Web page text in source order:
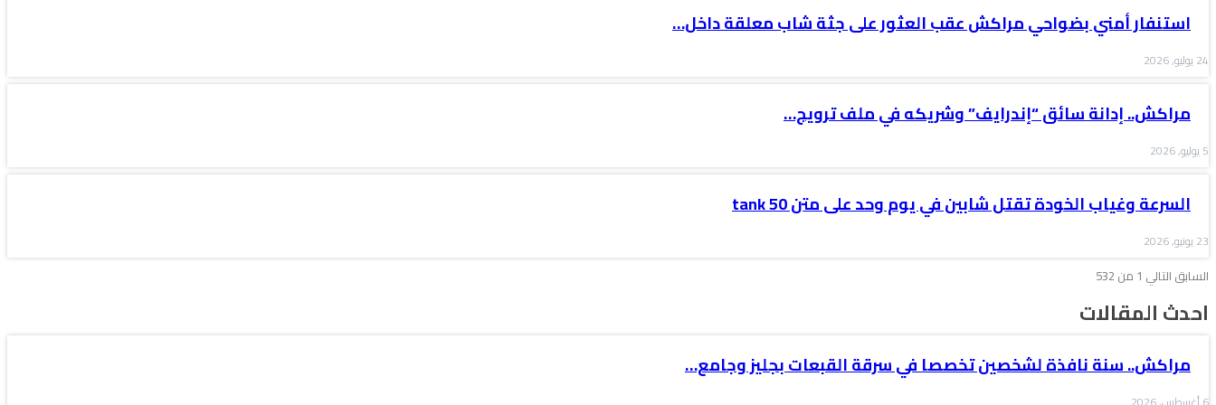
استنفار أمني بضواحي مراكش عقب العثور على جثة شاب معلقة داخل…
24 يوليو, 2026
مراكش.. إدانة سائق “إندرايف” وشريكه في ملف ترويج…
5 يوليو, 2026
السرعة وغياب الخودة تقتل شابين في يوم وحد على متن tank 50
23 يونيو, 2026
السابق التالي 1 من 532
احدث المقالات
مراكش.. سنة نافذة لشخصين تخصصا في سرقة القبعات بجليز وجامع…